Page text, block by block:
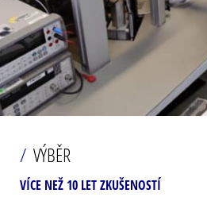
VÝBĚR
VÍCE NEŽ 10 LET ZKUŠENOSTÍ